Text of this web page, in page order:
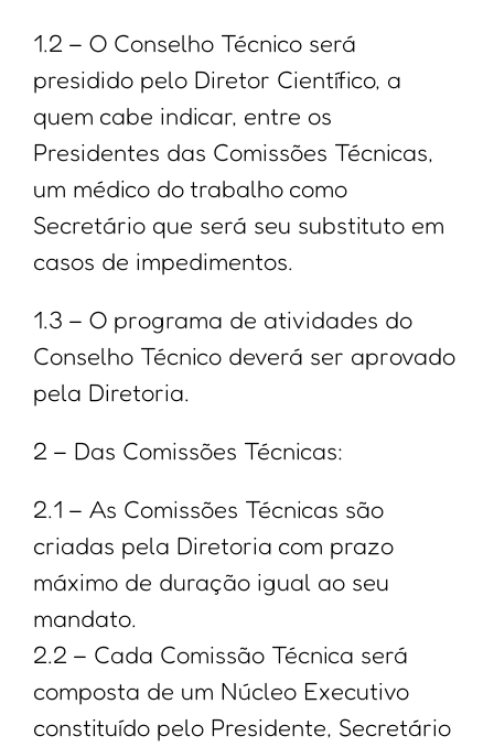
1.2 – O Conselho Técnico será
presidido pelo Diretor Científico, a
quem cabe indicar, entre os
Presidentes das Comissões Técnicas,
um médico do trabalho como
Secretário que será seu substituto em
casos de impedimentos.
1.3 – O programa de atividades do
Conselho Técnico deverá ser aprovado
pela Diretoria.
2 – Das Comissões Técnicas:
2.1 – As Comissões Técnicas são
criadas pela Diretoria com prazo
máximo de duração igual ao seu
mandato.
2.2 – Cada Comissão Técnica será
composta de um Núcleo Executivo
constituído pelo Presidente, Secretário